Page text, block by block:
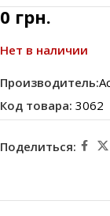
0 грн.
Нет в наличии
Производитель:
Код товара: 3062
Поделиться: